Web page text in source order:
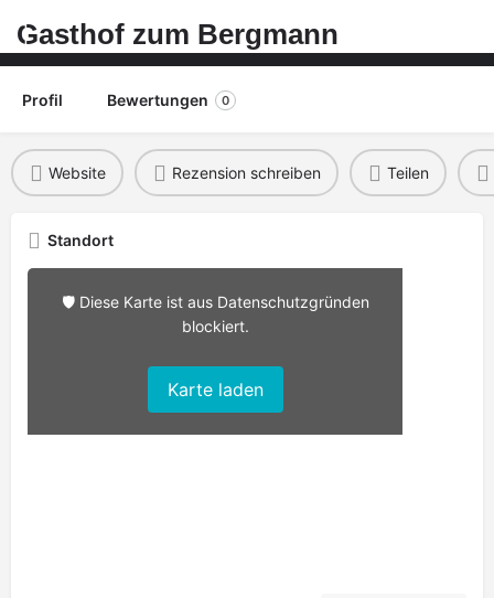
Gasthof zum Bergmann
Profil Bewertungen 0
Website Rezension schreiben Teilen
Standort
🛡️ Diese Karte ist aus Datenschutzgründen
blockiert.
Karte laden